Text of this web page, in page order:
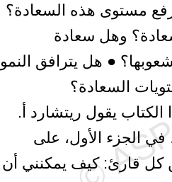
مستوى هذه السعادة؟
وهل سعادة
● هل يترافق النمو
السعادة؟
يقول ريتشارد أ.
في الجزء الأول، على
قارئ: كيف يمكنني أن